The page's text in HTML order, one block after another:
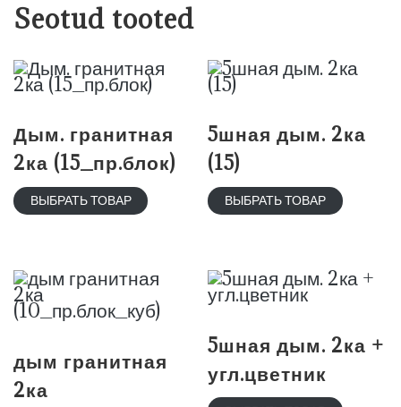
Seotud tooted
Дым. гранитная
2ка (15_пр.блок)
ВЫБРАТЬ ТОВАР
5шная дым. 2ка
(15)
ВЫБРАТЬ ТОВАР
дым гранитная
2ка
5шная дым. 2ка +
угл.цветник